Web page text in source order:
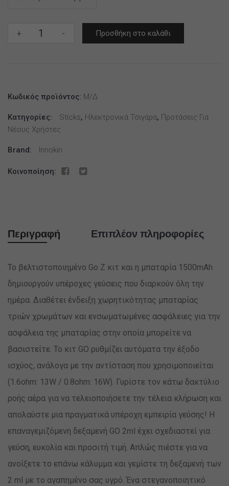
+
Innokin
2ml
- Προσθήκη στο καλάθι
Κωδικός προϊόντος: Μ/Δ
Κατηγορίες: Sticks, Ηλεκτρονικά Τσιγάρα, Προτάσεις Για
Νέους Χρήστες
Brand: Innokin
Κοινοποίηση:
Περιγραφή Επιπλέον πληροφορίες
Το βελτιστοποιημένo Go Z κιτ και η μπαταρία 1500mAh
δημιουργούν υπέροχες γεύσεις που διαρκούν όλη την
ημέρα. Διαθέτει ένδειξη χωρητικότητας μπαταρίας
τριών χρωμάτων και ενσωματωμένες ασφάλειες για την
ασφάλεια της μπαταρίας στην οποία μπορείτε να
βασιστείτε. Το κιτ GO ρυθμίζει αυτόματα την έξοδο
ισχύος, ανάλογα με την αντίσταση που χρησιμοποιείται
(1.6ohm: 13W / 0.8ohm: 16W). Γυρίστε τον κάτω δακτύλιο
ροής αέρα για να τελειοποιήσετε την τέλεια κλήρωση και
απολαύστε μια πραγματικά υπέροχη εμπειρία γεύσης! Η
επαναγεμιζόμενη δεξαμενή GO 2ml έχει σχεδιαστεί για
γεύση, ευκολία και προσιτή τιμή. Απλώς πιέστε για να
ανοίξετε το επάνω κάλυμμα και γεμίστε τη δεξαμενή των
2 ml με το αγαπημένο σας υγρό. Ένα στεγανοποιητικό